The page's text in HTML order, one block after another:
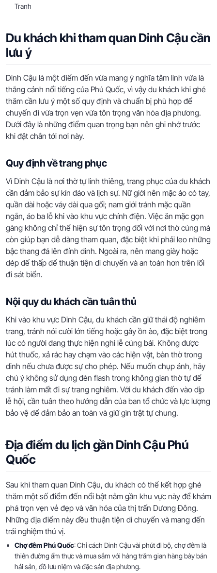
Tranh
Du khách khi tham quan Dinh Cậu cần
lưu ý
Dinh Cậu là một điểm đến vừa mang ý nghĩa tâm linh vừa là
thắng cảnh nổi tiếng của Phú Quốc, vì vậy du khách khi ghé
thăm cần lưu ý một số quy định và chuẩn bị phù hợp để
chuyến đi vừa trọn vẹn vừa tôn trọng văn hóa địa phương.
Dưới đây là những điểm quan trọng bạn nên ghi nhớ trước
khi đặt chân tới nơi này.
Quy định về trang phục
Vì Dinh Cậu là nơi thờ tự linh thiêng, trang phục của du khách
cần đảm bảo sự kín đáo và lịch sự. Nữ giới nên mặc áo có tay,
quần dài hoặc váy dài qua gối; nam giới tránh mặc quần
ngắn, áo ba lỗ khi vào khu vực chính điện. Việc ăn mặc gọn
gàng không chỉ thể hiện sự tôn trọng đối với nơi thờ cúng mà
còn giúp bạn dễ dàng tham quan, đặc biệt khi phải leo những
bậc thang đá lên đỉnh dinh. Ngoài ra, nên mang giày hoặc
dép đế thấp để thuận tiện di chuyển và an toàn hơn trên lối
đi sát biển.
Nội quy du khách cần tuân thủ
Khi vào khu vực Dinh Cậu, du khách cần giữ thái độ nghiêm
trang, tránh nói cười lớn tiếng hoặc gây ồn ào, đặc biệt trong
lúc có người đang thực hiện nghi lễ cúng bái. Không được
hút thuốc, xả rác hay chạm vào các hiện vật, bàn thờ trong
dinh nếu chưa được sự cho phép. Nếu muốn chụp ảnh, hãy
chú ý không sử dụng đèn flash trong không gian thờ tự để
tránh làm mất đi sự trang nghiêm. Với du khách đến vào dịp
lễ hội, cần tuân theo hướng dẫn của ban tổ chức và lực lượng
bảo vệ để đảm bảo an toàn và giữ gìn trật tự chung.
Địa điểm du lịch gần Dinh Cậu Phú
Quốc
Sau khi tham quan Dinh Cậu, du khách có thể kết hợp ghé
thăm một số điểm đến nổi bật nằm gần khu vực này để khám
phá trọn vẹn vẻ đẹp và văn hóa của thị trấn Dương Đông.
Những địa điểm này đều thuận tiện di chuyển và mang đến
trải nghiệm thú vị.
Chợ đêm Phú Quốc: Chỉ cách Dinh Cậu vài phút đi bộ, chợ đêm là
thiên đường ẩm thực và mua sắm với hàng trăm gian hàng bày bán
hải sản, đồ lưu niệm và đặc sản địa phương.